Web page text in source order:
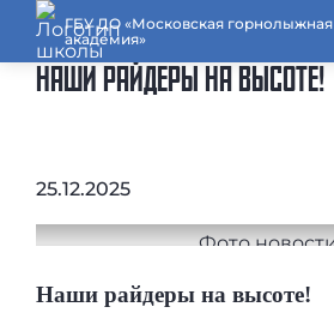
ГБУ ДО «Московская горнолыжная
академия»
НАШИ РАЙДЕРЫ НА ВЫСОТЕ!
25.12.2025
Наши райдеры на высоте!